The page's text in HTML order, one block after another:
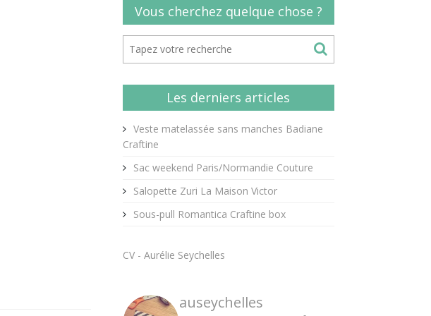
Vous cherchez quelque chose ?
Les derniers articles
Veste matelassée sans manches Badiane
Craftine
Sac weekend Paris/Normandie Couture
Salopette Zuri La Maison Victor
Sous-pull Romantica Craftine box
CV - Aurélie Seychelles
auseychelles